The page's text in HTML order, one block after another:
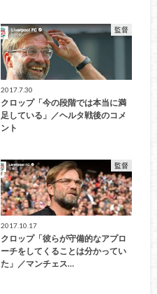
監督
2017.7.30
クロップ「今の段階では本当に満
足している」／ヘルタ戦後のコメ
ント
監督
2017.10.17
クロップ「彼らが守備的なアプロ
ーチをしてくることは分かってい
た」／マンチェス…